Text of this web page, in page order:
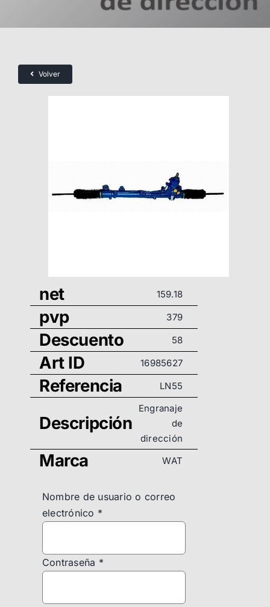
Volver
net 159.18
pvp 379
Descuento 58
Art ID 16985627
Referencia LN55
Descripción
Engranaje
de
dirección
Marca WAT
Nombre de usuario o correo
electrónico *
Contraseña *